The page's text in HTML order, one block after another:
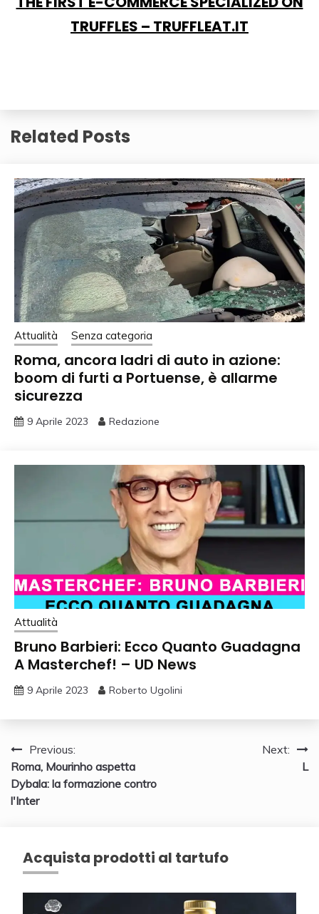
TRUFFLES – TRUFFLEAT.IT
Related Posts
Attualità Senza categoria
Roma, ancora ladri di auto in azione:
boom di furti a Portuense, è allarme
sicurezza
9 Aprile 2023 Redazione
Attualità
Bruno Barbieri: Ecco Quanto Guadagna
A Masterchef! – UD News
9 Aprile 2023 Roberto Ugolini
Navigazione
articoli
Previous:
Roma, Mourinho aspetta
Dybala: la formazione contro
l'Inter
Next:
L
Acquista prodotti al tartufo